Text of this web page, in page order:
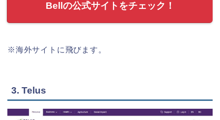
Bellの公式サイトをチェック！
※海外サイトに飛びます。
3. Telus